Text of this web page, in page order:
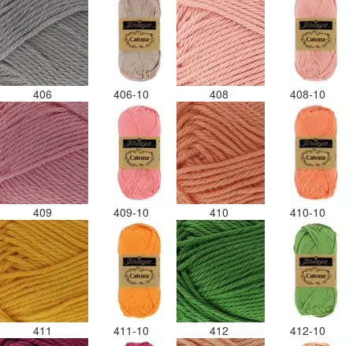
406 406-10 408 408-10
409 409-10 410 410-10
411 411-10 412 412-10